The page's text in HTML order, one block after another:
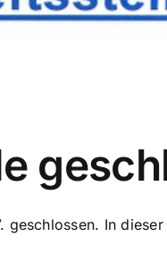
geschlossen. In